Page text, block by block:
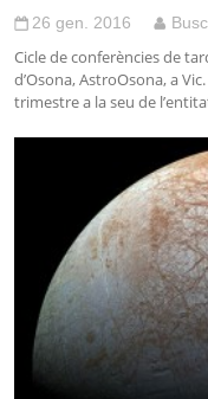
26 gen. 2016
Cicle de conferències de
d’Osona, AstroOsona, a
trimestre a la seu de